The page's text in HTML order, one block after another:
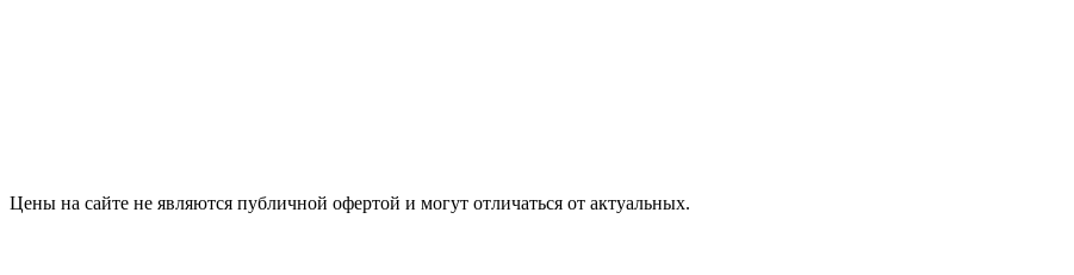
Цены на сайте не являются публичной офертой и могут отличаться от актуальных.